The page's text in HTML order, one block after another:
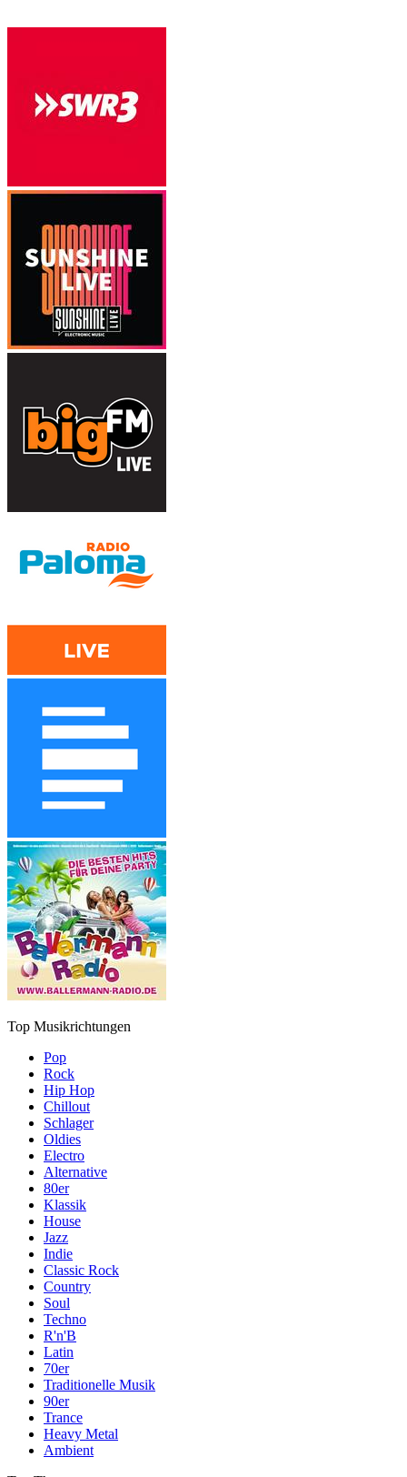
Top Musikrichtungen
Pop
Rock
Hip Hop
Chillout
Schlager
Oldies
Electro
Alternative
80er
Klassik
House
Jazz
Indie
Classic Rock
Country
Soul
Techno
R'n'B
Latin
70er
Traditionelle Musik
90er
Trance
Heavy Metal
Ambient